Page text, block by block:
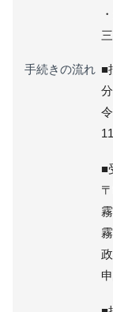
手続きの流れ ■
分
■